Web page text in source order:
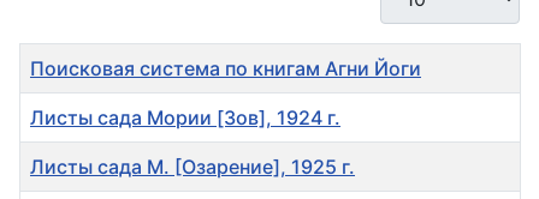
Заголовок
Поисковая система по книгам Агни Йоги
Листы сада Мории [Зов], 1924 г.
Листы сада М. [Озарение], 1925 г.